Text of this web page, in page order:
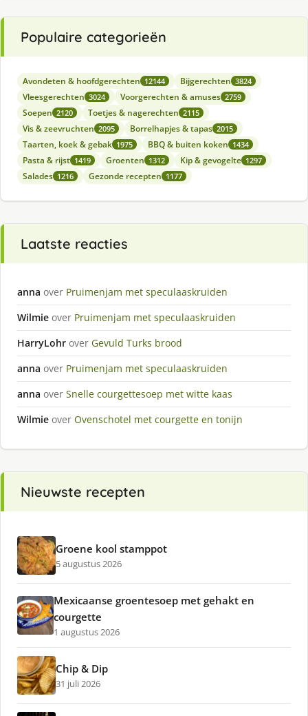
Populaire categorieën
Avondeten & hoofdgerechten 12144 Bijgerechten 3824
Vleesgerechten 3024 Voorgerechten & amuses 2759
Soepen 2120 Toetjes & nagerechten 2115
Vis & zeevruchten 2095 Borrelhapjes & tapas 2015
Taarten, koek & gebak 1975 BBQ & buiten koken 1434
Pasta & rijst 1419 Groenten 1312 Kip & gevogelte 1297
Salades 1216 Gezonde recepten 1177
Laatste reacties
anna over Pruimenjam met speculaaskruiden
Wilmie over Pruimenjam met speculaaskruiden
HarryLohr over Gevuld Turks brood
anna over Pruimenjam met speculaaskruiden
anna over Snelle courgettesoep met witte kaas
Wilmie over Ovenschotel met courgette en tonijn
Nieuwste recepten
Groene kool stamppot
5 augustus 2026
Mexicaanse groentesoep met gehakt en
courgette
1 augustus 2026
Chip & Dip
31 juli 2026